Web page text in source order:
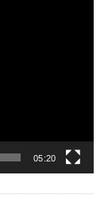
05:20